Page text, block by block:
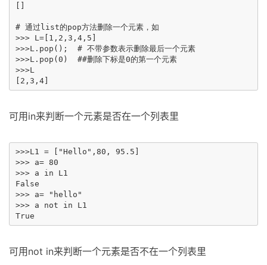
# 通过list的pop方法删除一个元素，如
>>> L=[1,2,3,4,5]
>>>L.pop();  # 不带参数表示删除最后一个元素
>>>L.pop(0)  ##删除下标是0的第一个元素
>>>L
可用in来判断一个元素是否在一个列表里
>>>L1 = ["Hello",80, 95.5]
>>> a= 80
>>> a in L1
False
>>> a= "hello"
>>> a not in L1
可用not in来判断一个元素是否不在一个列表里